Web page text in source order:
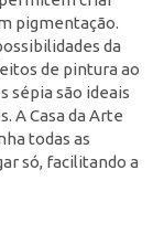
pigmentação.
da
de pintura ao
sépia são ideais
A Casa da Arte
todas as
só, facilitando a